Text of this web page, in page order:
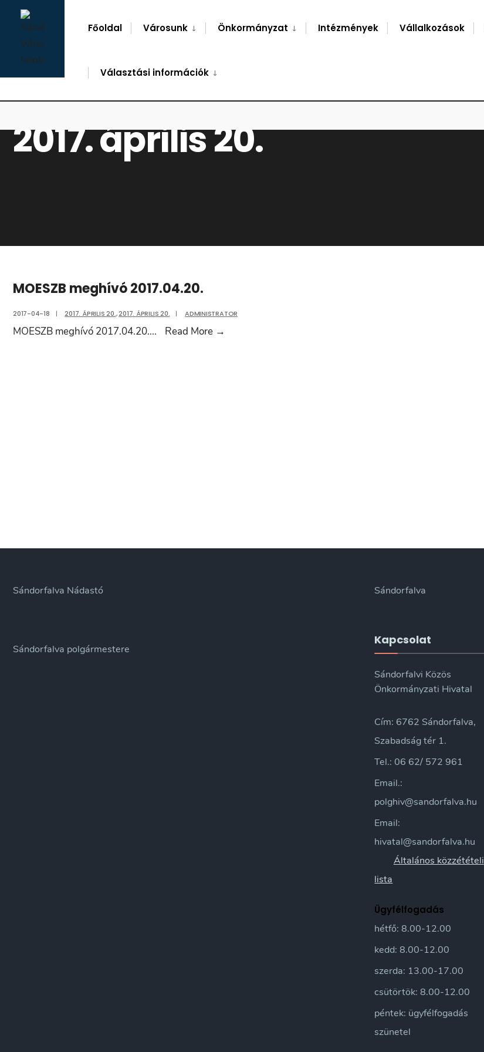
Skip
content
Főoldal Városunk Önkormányzat Intézmények Vállalkozások
Választási információk
2017. április 20.
MOESZB meghívó 2017.04.20.
2017-04-18 | 2017. ÁPRILIS 20.,2017. ÁPRILIS 20. | ADMINISTRATOR
MOESZB meghívó 2017.04.20.... Read More →
Sándorfalva Nádastó
Sándorfalva polgármestere
Sándorfalva
Kapcsolat
Sándorfalvi Közös
Önkormányzati Hivatal
Cím: 6762 Sándorfalva,
Szabadság tér 1.
Tel.: 06 62/ 572 961
Email.:
polghiv@sandorfalva.hu
Email:
hivatal@sandorfalva.hu
Általános közzétételi
lista
Ügyfélfogadás
hétfő: 8.00-12.00
kedd: 8.00-12.00
szerda: 13.00-17.00
csütörtök: 8.00-12.00
péntek: ügyfélfogadás
szünetel